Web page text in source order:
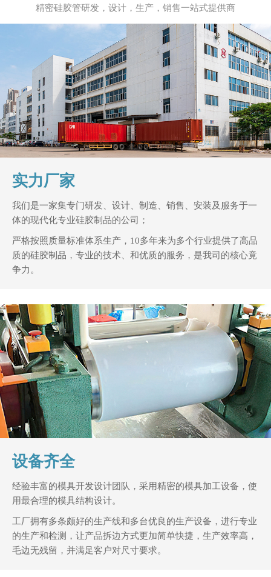
精密硅胶管研发，设计，生产，销售一站式提供商
实力厂家
我们是一家集专门研发、设计、制造、销售、安装及服务于一
体的现代化专业硅胶制品的公司；
严格按照质量标准体系生产，10多年来为多个行业提供了高品
质的硅胶制品，专业的技术、和优质的服务，是我司的核心竟
争力。
设备齐全
经验丰富的模具开发设计团队，采用精密的模具加工设备，使
用最合理的模具结构设计。
工厂拥有多条颇好的生产线和多台优良的生产设备，进行专业
的生产和检测，让产品拆边方式更加简单快捷，生产效率高，
毛边无残留，并满足客户对尺寸要求。